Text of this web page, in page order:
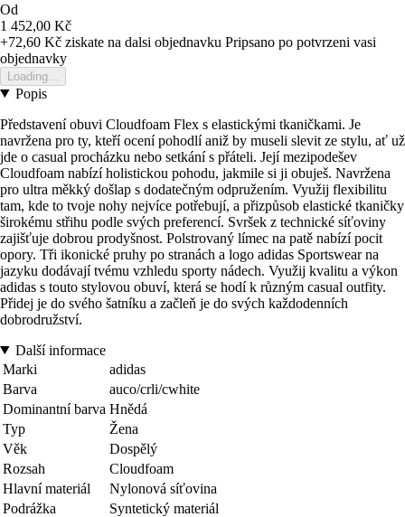
Od
1 452,00 Kč
+72,60 Kč ziskate na dalsi objednavku Pripsano po potvrzeni vasi
objednavky
Loading...
Popis
Představení obuvi Cloudfoam Flex s elastickými tkaničkami. Je
navržena pro ty, kteří ocení pohodlí aniž by museli slevit ze stylu, ať už
jde o casual procházku nebo setkání s přáteli. Její mezipodešev
Cloudfoam nabízí holistickou pohodu, jakmile si ji obuješ. Navržena
pro ultra měkký došlap s dodatečným odpružením. Využij flexibilitu
tam, kde to tvoje nohy nejvíce potřebují, a přizpůsob elastické tkaničky
širokému střihu podle svých preferencí. Svršek z technické síťoviny
zajišťuje dobrou prodyšnost. Polstrovaný límec na patě nabízí pocit
opory. Tři ikonické pruhy po stranách a logo adidas Sportswear na
jazyku dodávají tvému vzhledu sporty nádech. Využij kvalitu a výkon
adidas s touto stylovou obuví, která se hodí k různým casual outfity.
Přidej je do svého šatníku a začleň je do svých každodenních
dobrodružství.
Další informace
Marki
adidas
Barva
auco/crli/cwhite
Dominantní barva Hnědá
Typ
Žena
Věk
Dospělý
Rozsah
Cloudfoam
Hlavní materiál
Nylonová síťovina
Podrážka
Syntetický materiál